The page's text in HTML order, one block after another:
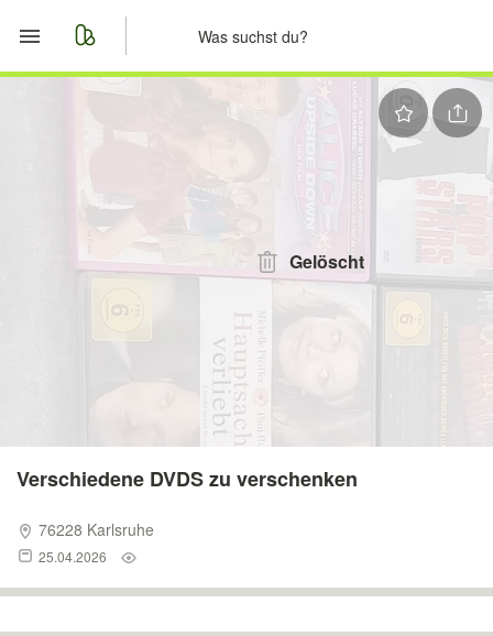
Start
Nachrichten
Anzeige aufgeben
Gelöscht
Verschiedene DVDS zu verschenken
76228 Karlsruhe
25.04.2026